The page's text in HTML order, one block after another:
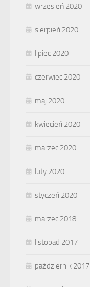
wrzesień 2020
sierpień 2020
lipiec 2020
czerwiec 2020
maj 2020
kwiecień 2020
marzec 2020
luty 2020
styczeń 2020
marzec 2018
listopad 2017
październik 2017